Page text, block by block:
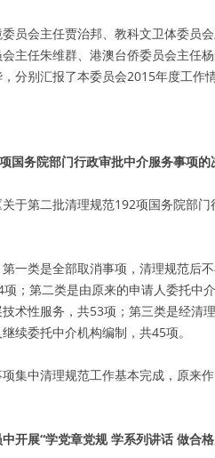
员会主任贾治邦、教科文卫体委员
主任朱维群、港澳台侨委员会主任
分别汇报了本委员会2015年度工作情
国务院部门行政审批中介服务事项的
于第二批清理规范192项国务院部
一类是全部取消事项，清理规范后
；第二类是由原来的申请人委托中
术性服务，共53项；第三类是经清
续委托中介机构编制，共45项。
集中清理规范工作基本完成，原来
开展“学党章党规 学系列讲话 做合格